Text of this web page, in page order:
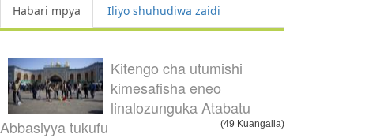
Habari mpya Iliyo shuhudiwa zaidi
Kitengo cha utumishi
kimesafisha eneo
linalozunguka Atabatu
Abbasiyya tukufu
(49 Kuangalia)